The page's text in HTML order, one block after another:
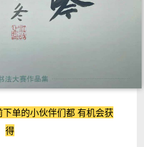
单的小伙伴们都 有机会获
得